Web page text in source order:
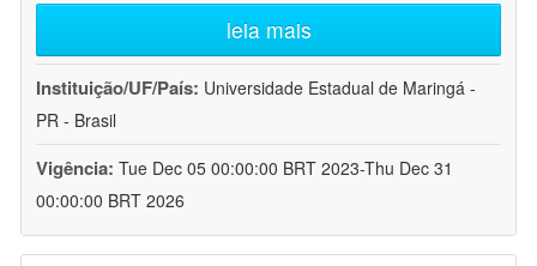
leia mais
Instituição/UF/País: Universidade Estadual de Maringá -
PR - Brasil
Vigência: Tue Dec 05 00:00:00 BRT 2023-Thu Dec 31
00:00:00 BRT 2026